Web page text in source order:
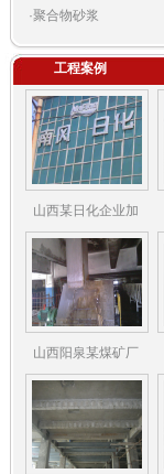
·聚合物砂浆
工程案例
山西某日化企业加
山西阳泉某煤矿厂